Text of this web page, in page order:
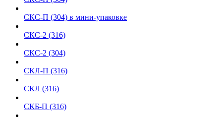
СКС-П (304) в мини-упаковке
СКС-2 (316)
СКС-2 (304)
СКЛ-П (316)
СКЛ (316)
СКБ-П (316)